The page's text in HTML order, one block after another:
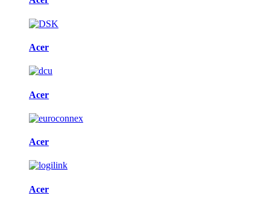
Acer
Acer
Acer
Acer